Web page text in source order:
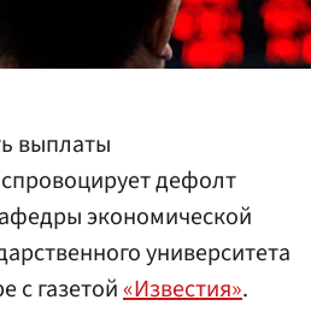
выплаты
дефолт
экономической
университета
с газетой«Известия».